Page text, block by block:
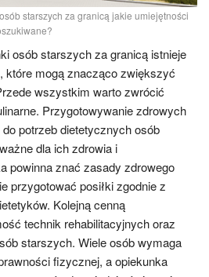
starszych za granicą jakie umiejętności
osób starszych za granicą istnieje
które mogą znacząco zwiększyć
wszystkim warto zwrócić
Przygotowywanie zdrowych
potrzeb dietetycznych osób
dla ich zdrowia i
powinna znać zasady zdrowego
przygotować posiłki zgodnie z
Kolejną cenną
technik rehabilitacyjnych oraz
starszych. Wiele osób wymaga
fizycznej, a opiekunka